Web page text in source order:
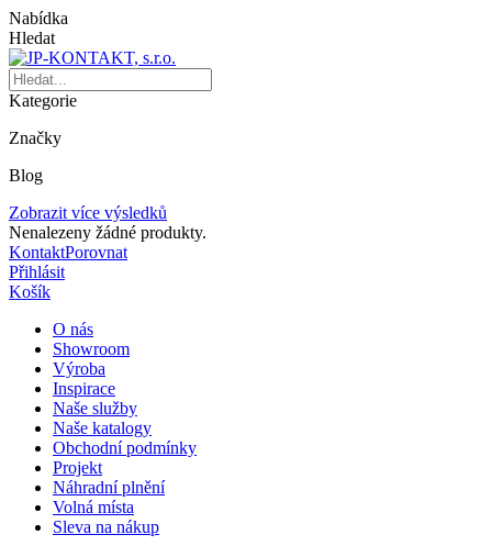
Nabídka
Hledat
Kategorie
Značky
Blog
Zobrazit více výsledků
Nenalezeny žádné produkty.
KontaktPorovnat
Přihlásit
Košík
O nás
Showroom
Výroba
Inspirace
Naše služby
Naše katalogy
Obchodní podmínky
Projekt
Náhradní plnění
Volná místa
Sleva na nákup